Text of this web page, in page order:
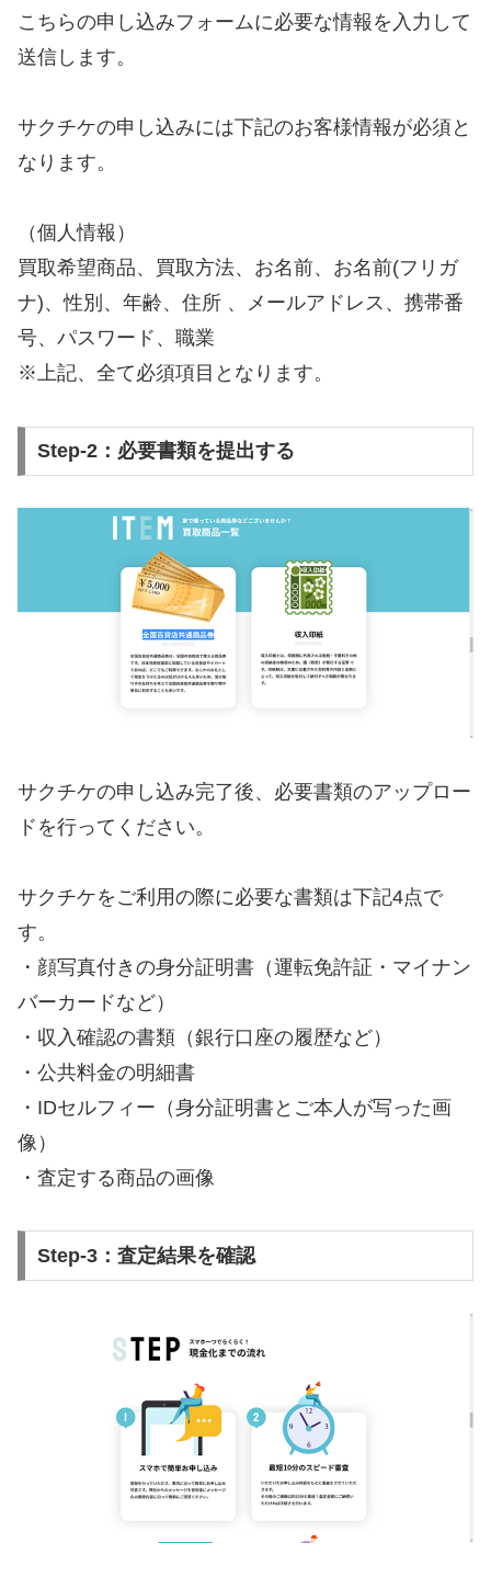
こちらの申し込みフォームに必要な情報を入力して
送信します。
サクチケの申し込みには下記のお客様情報が必須と
なります。
（個人情報）
買取希望商品、買取方法、お名前、お名前(フリガ
ナ)、性別、年齢、住所 、メールアドレス、携帯番
号、パスワード、職業
※上記、全て必須項目となります。
Step-2：必要書類を提出する
サクチケの申し込み完了後、必要書類のアップロー
ドを行ってください。
サクチケをご利用の際に必要な書類は下記4点で
す。
・顔写真付きの身分証明書（運転免許証・マイナン
バーカードなど）
・収入確認の書類（銀行口座の履歴など）
・公共料金の明細書
・IDセルフィー（身分証明書とご本人が写った画
像）
・査定する商品の画像
Step-3：査定結果を確認